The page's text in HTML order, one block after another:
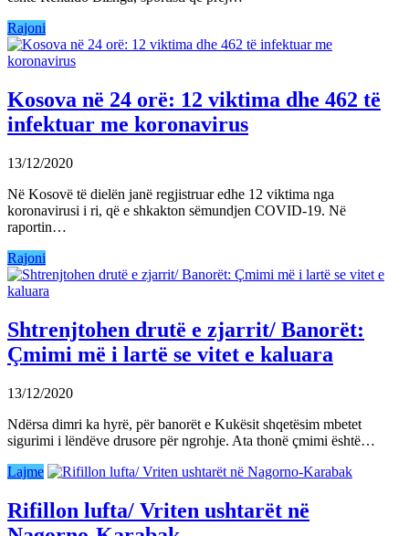
Rajoni
Kosova në 24 orë: 12 viktima dhe 462 të
infektuar me koronavirus
13/12/2020
Në Kosovë të dielën janë regjistruar edhe 12 viktima nga
koronavirusi i ri, që e shkakton sëmundjen COVID-19. Në
raportin…
Rajoni
Shtrenjtohen drutë e zjarrit/ Banorët:
Çmimi më i lartë se vitet e kaluara
13/12/2020
Ndërsa dimri ka hyrë, për banorët e Kukësit shqetësim mbetet
sigurimi i lëndëve drusore për ngrohje. Ata thonë çmimi është…
Lajme
Rifillon lufta/ Vriten ushtarët në